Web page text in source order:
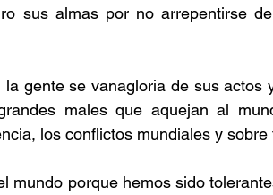
sus almas por no arrepentirse
gente se vanagloria de sus actos
males que aquejan al
los conflictos mundiales y
mundo porque hemos sido